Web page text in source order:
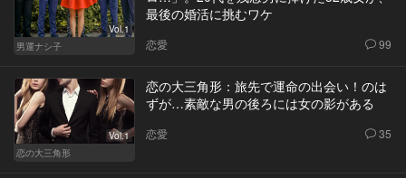
Vol.1
男運ナシ子
最後の婚活に挑むワケ
恋愛 99
Vol.1
恋の大三角形
恋の大三角形：旅先で運命の出会い！のは
ずが…素敵な男の後ろには女の影がある
恋愛 35